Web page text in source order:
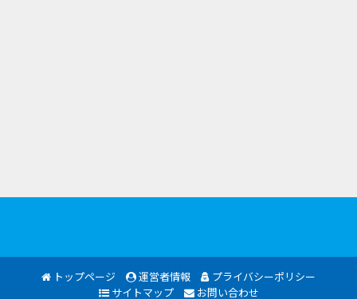
トップページ 運営者情報
プライバシーポリシー
サイトマップ
お問い合わせ